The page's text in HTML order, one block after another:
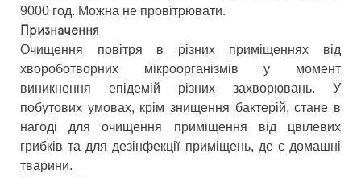
9000 год. Можна не провітрювати.
Призначення
Очищення повітря в різних приміщеннях від
хвороботворних мікроорганізмів у момент
виникнення епідемій різних захворювань. У
побутових умовах, крім знищення бактерій, стане в
нагоді для очищення приміщення від цвілевих
грибків та для дезінфекції приміщень, де є домашні
тварини.